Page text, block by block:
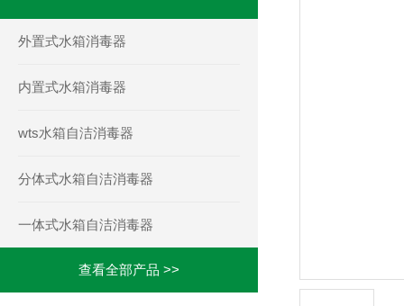
外置式水箱消毒器
内置式水箱消毒器
wts水箱自洁消毒器
分体式水箱自洁消毒器
一体式水箱自洁消毒器
查看全部产品 >>